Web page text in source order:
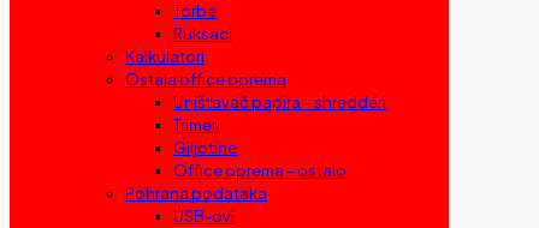
Torbe
Ruksaci
Kalkulatori
Ostala office oprema
Uništavač papira – shredderi
Trimeri
Giljotine
Office oprema – ostalo
Pohrana podataka
USB-ovi